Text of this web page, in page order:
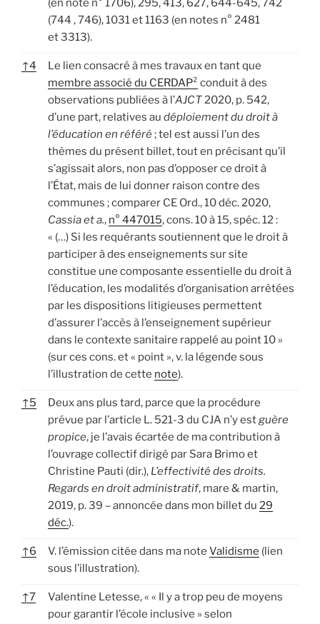
(en note n° 1706), 295, 413, 627, 644-645, 742
(744 , 746), 1031 et 1163 (en notes n° 2481
et 3313).
↑4
Le lien consacré à mes travaux en tant que
membre associé du CERDAP² conduit à des
observations publiées à l’AJCT2020, p. 542,
d’une part, relatives au déploiement du droit à
l’éducation en référé; tel est aussi l’un des
thèmes du présent billet, tout en précisant qu’il
s’agissait alors, non pas d’opposer ce droit à
l’État, mais de lui donner raison contre des
communes ; comparer CE Ord., 10 déc. 2020,
Cassia et a., n° 447015, cons. 10 à 15, spéc. 12 :
« (…) Si les requérants soutiennent que le droit à
participer à des enseignements sur site
constitue une composante essentielle du droit à
l’éducation, les modalités d’organisation arrêtées
par les dispositions litigieuses permettent
d’assurer l’accès à l’enseignement supérieur
dans le contexte sanitaire rappelé au point 10 »
(sur ces cons. et « point », v. la légende sous
l’illustration de cette note).
↑5
Deux ans plus tard, parce que la procédure
prévue par l’article L. 521-3 du CJA n’y estguère
propice, je l’avais écartée de ma contribution à
l’ouvrage collectif dirigé par Sara Brimo et
Christine Pauti (dir.), L’effectivité des droits.
Regards en droit administratif, mare & martin,
2019, p. 39 – annoncée dans mon billet du 29
déc.).
↑6 V. l’émission citée dans ma note Validisme (lien
sous l’illustration).
↑7
Valentine Letesse, « « Il y a trop peu de moyens
pour garantir l’école inclusive » selon